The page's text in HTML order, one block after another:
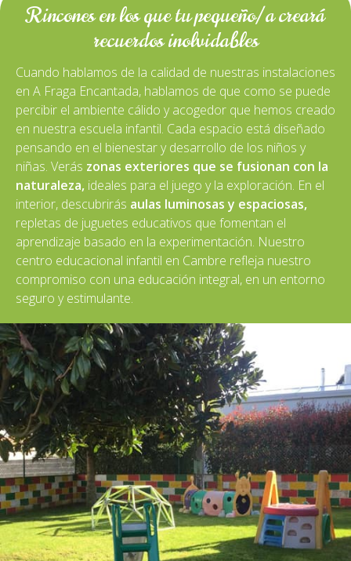
Rincones en los que tu pequeño/a creará
recuerdos inolvidables
Cuando hablamos de la calidad de nuestras instalaciones
en A Fraga Encantada, hablamos de que como se puede
percibir el ambiente cálido y acogedor que hemos creado
en nuestra escuela infantil. Cada espacio está diseñado
pensando en el bienestar y desarrollo de los niños y
niñas. Verás zonas exteriores que se fusionan con la
naturaleza, ideales para el juego y la exploración. En el
interior, descubrirás aulas luminosas y espaciosas,
repletas de juguetes educativos que fomentan el
aprendizaje basado en la experimentación. Nuestro
centro educacional infantil en Cambre refleja nuestro
compromiso con una educación integral, en un entorno
seguro y estimulante.